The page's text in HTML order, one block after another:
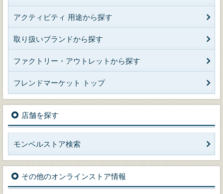
アクティビティ 用途から探す
取り扱いブランドから探す
ファクトリー・アウトレットから探す
フレンドマーケット トップ
店舗を探す
モンベルストア検索
その他のオンラインストア情報